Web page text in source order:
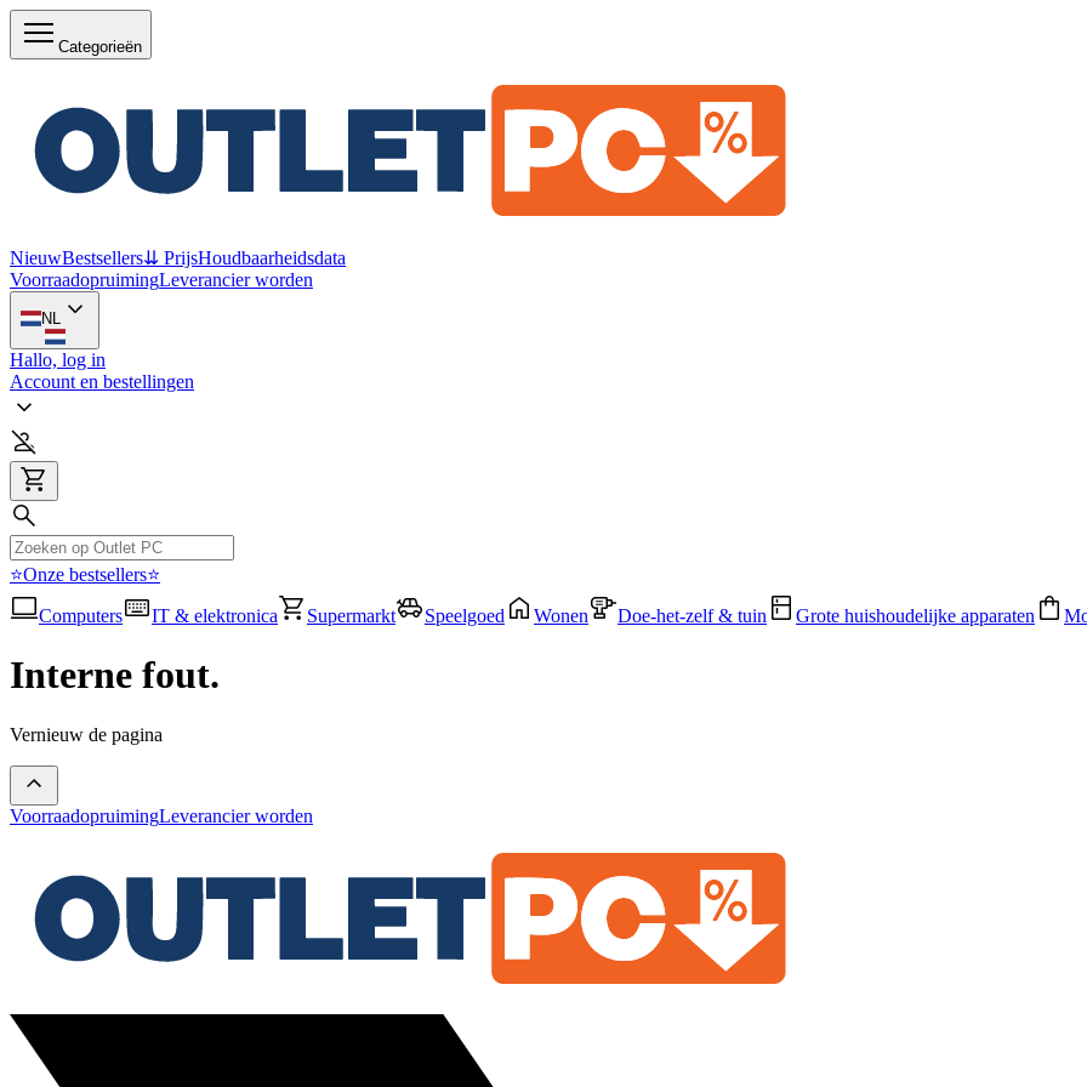
Categorieën
NieuwBestsellers⇊ PrijsHoudbaarheidsdata
VoorraadopruimingLeverancier worden
NL
Hallo, log in
Account en bestellingen
⭐Onze bestsellers⭐
Computers
IT & elektronica Supermarkt Speelgoed Wonen Doe-het-zelf & tuin Grote huishoudelijke apparaten
Interne fout.
Vernieuw de pagina
VoorraadopruimingLeverancier worden